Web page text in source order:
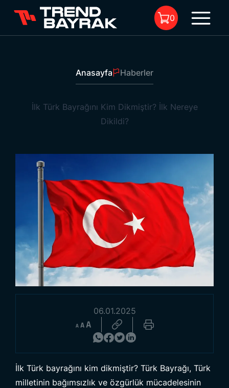
İlk Türk Bayrağını Kim Dikmiştir? İlk Nereye
Dikildi?
0
Anasayfa Haberler
İlk Türk Bayrağını Kim Dikmiştir? İlk Nereye
Dikildi?
06.01.2025
İlk Türk bayrağını kim dikmiştir? Türk Bayrağı, Türk
milletinin bağımsızlık ve özgürlük mücadelesinin
Ürünlere Göz At